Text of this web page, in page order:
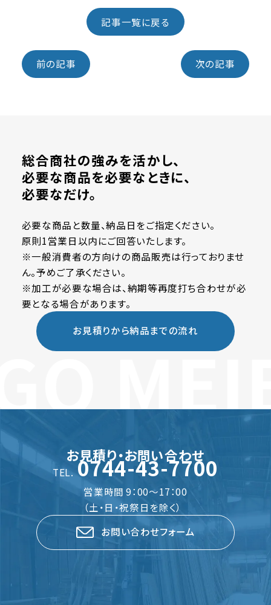
前の記事
記事一覧に戻る
次の記事
総合商社の強みを活かし、
必要な商品を必要なときに、
必要なだけ。
必要な商品と数量、納品日をご指定ください。
原則1営業日以内にご回答いたします。
※一般消費者の方向けの商品販売は行っておりませ
ん。予めご了承ください。
※加工が必要な場合は、納期等再度打ち合わせが必
要となる場合があります。
お見積りから納品までの流れ
お見積り・お問い合わせ
TEL. 0744-43-7700
営業時間 9：00～17：00
（土・日・祝祭日を除く）
お問い合わせフォーム